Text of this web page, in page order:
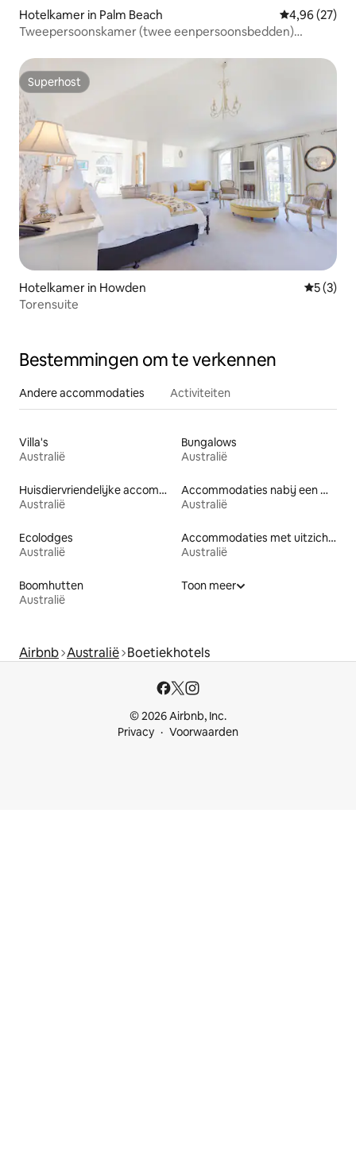
Hotelkamer in Palm Beach Gemiddelde
4,96 (27)
Tweepersoonskamer (twee eenpersoonsbedden)
Superhost
Superhost
Hotelkamer in Howden
5 (3)
Torensuite
Bestemmingen om te verkennen
Andere accommodaties Activiteiten
Villa's
Australië
Bungalows
Australië
Huisdiervriendelijke accommodaties
Australië
Accommodaties nabij een meer
Australië
Ecolodges
Australië
Accommodaties met uitzicht op het strand
Australië
Boomhutten
Australië
Toon meer
Airbnb Australië Boetiekhotels
© 2026 Airbnb, Inc.
Privacy
Voorwaarden